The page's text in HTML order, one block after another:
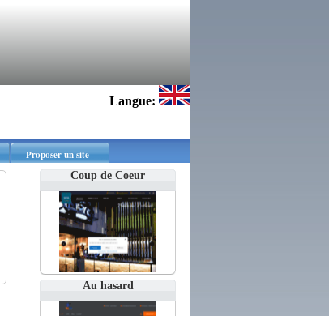
Langue:
Proposer un site
Coup de Coeur
Au hasard